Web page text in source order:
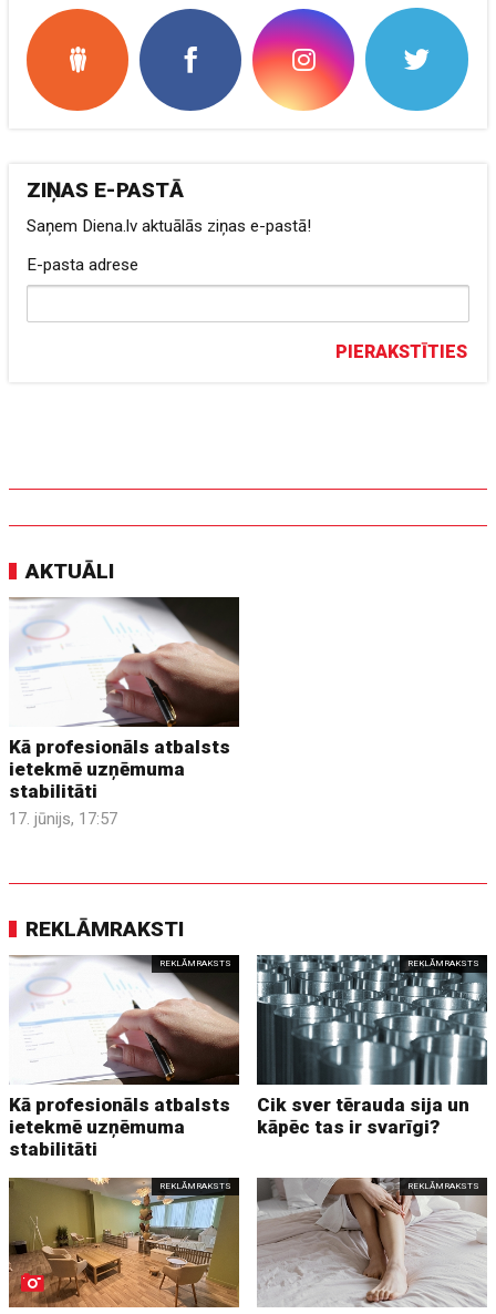
ZIŅAS E-PASTĀ
Saņem Diena.lv aktuālās ziņas e-pastā!
E-pasta adrese
PIERAKSTĪTIES
AKTUĀLI
Kā profesionāls atbalsts
ietekmē uzņēmuma
stabilitāti
17. jūnijs, 17:57
REKLĀMRAKSTI
REKLĀMRAKSTS
Kā profesionāls atbalsts
ietekmē uzņēmuma
stabilitāti
REKLĀMRAKSTS
Cik sver tērauda sija un
kāpēc tas ir svarīgi?
REKLĀMRAKSTS REKLĀMRAKSTS